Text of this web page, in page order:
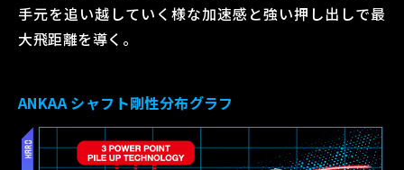
手元を追い越していく様な加速感と強い押し出しで最
大飛距離を導く。
ANKAA シャフト剛性分布グラフ